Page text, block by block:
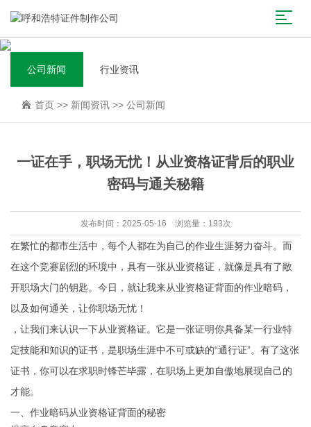
公司新闻 行业资讯
首页 >> 新闻资讯 >> 公司新闻
一证在手，职场无忧！从业资格证背后的职业
密码与通关秘籍
发布时间：2025-05-16 浏览量：193次
在繁忙的都市生活中，每个人都在为自己的作业生涯努力奋斗。而
在这个竞赛剧烈的环境中，具有一张从业资格证，就像是具有了敞
开职场大门的钥匙。今日，就让我来从业资格证背面的作业暗码，
以及如何通关，让你职场无忧！
，让我们来认识一下从业资格证。它是一张证明你具备某一行业特
定技能和知识的证书，是职场生涯中不可或缺的“通行证”。有了这张
证书，你可以在求职时锋芒毕露，在职场上更加自傲地展现自己的
才能。
一、作业暗码从业资格证背面的秘密